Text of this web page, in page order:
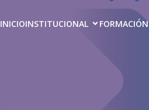
INICIOINSTITUCIONAL FORMACIÓN